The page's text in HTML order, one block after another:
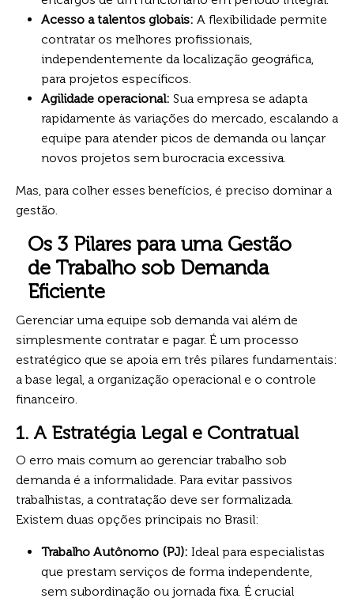
Acesso a talentos globais: A flexibilidade permite
contratar os melhores profissionais,
independentemente da localização geográfica,
para projetos específicos.
Agilidade operacional: Sua empresa se adapta
rapidamente às variações do mercado, escalando a
equipe para atender picos de demanda ou lançar
novos projetos sem burocracia excessiva.
Mas, para colher esses benefícios, é preciso dominar a
gestão.
Os 3 Pilares para uma Gestão
de Trabalho sob Demanda
Eficiente
Gerenciar uma equipe sob demanda vai além de
simplesmente contratar e pagar. É um processo
estratégico que se apoia em três pilares fundamentais:
a base legal, a organização operacional e o controle
financeiro.
1. A Estratégia Legal e Contratual
O erro mais comum ao gerenciar trabalho sob
demanda é a informalidade. Para evitar passivos
trabalhistas, a contratação deve ser formalizada.
Existem duas opções principais no Brasil:
Trabalho Autônomo (PJ): Ideal para especialistas
que prestam serviços de forma independente,
sem subordinação ou jornada fixa. É crucial